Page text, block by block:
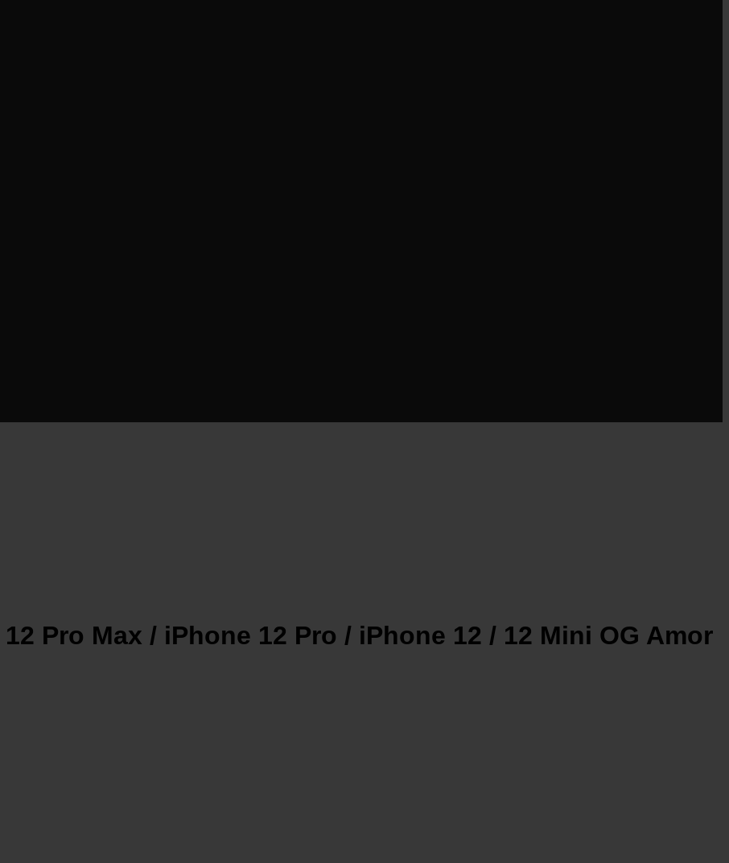
Pro Max / iPhone 12 Pro / iPhone 12 / 12 Mini OG Amor